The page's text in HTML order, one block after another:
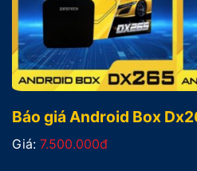
Báo giá Android Box
Giá: 7.500.000đ